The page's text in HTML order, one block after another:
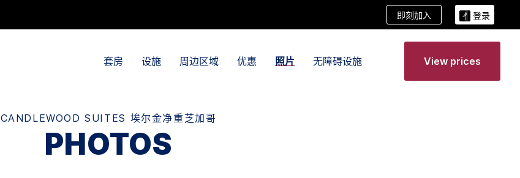
即刻加入 登录
套房 设施 周边区域 优惠 照片 无障碍设施 View prices
CANDLEWOOD SUITES 埃尔金净重芝加哥
PHOTOS